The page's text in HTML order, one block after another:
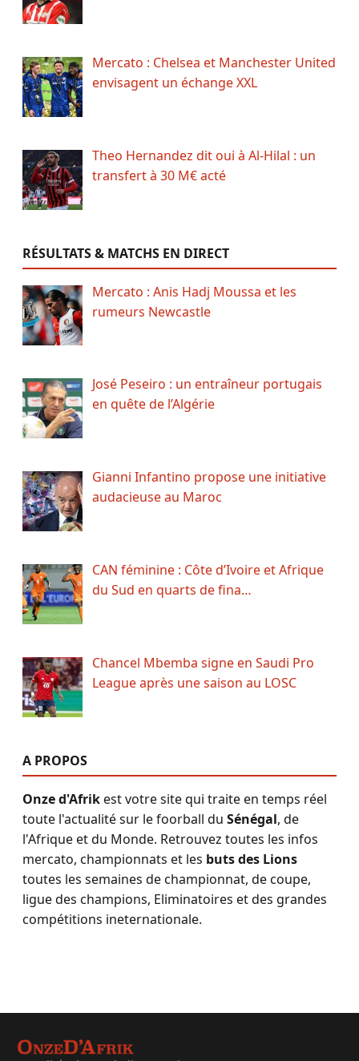
Mercato : Chelsea et Manchester United
envisagent un échange XXL
Theo Hernandez dit oui à Al-Hilal : un
transfert à 30 M€ acté
RÉSULTATS & MATCHS EN DIRECT
Mercato : Anis Hadj Moussa et les
rumeurs Newcastle
José Peseiro : un entraîneur portugais
en quête de l’Algérie
Gianni Infantino propose une initiative
audacieuse au Maroc
CAN féminine : Côte d’Ivoire et Afrique
du Sud en quarts de fina…
Chancel Mbemba signe en Saudi Pro
League après une saison au LOSC
A PROPOS
Onze d'Afrikest votre site qui traite en temps réel
toute l'actualité sur le foorball du Sénégal, de
l'Afrique et du Monde. Retrouvez toutes les infos
mercato, championnats et les buts des Lions
toutes les semaines de championnat, de coupe,
ligue des champions, Eliminatoires et des grandes
compétitions ineternationale.